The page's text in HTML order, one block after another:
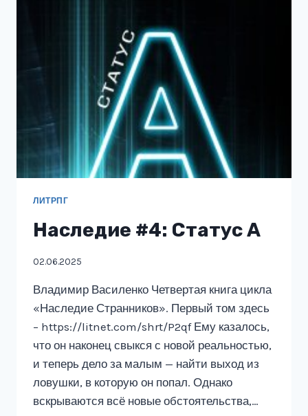
ЛИТРПГ
Наследие #4: Статус А
02.06.2025
Владимир Василенко Четвертая книга цикла
«Наследие Странников». Первый том здесь
– https://litnet.com/shrt/P2qf Ему казалось,
что он наконец свыкся с новой реальностью,
и теперь дело за малым — найти выход из
ловушки, в которую он попал. Однако
вскрываются всё новые обстоятельства,…